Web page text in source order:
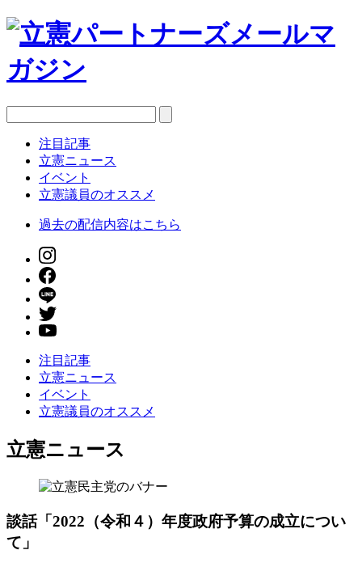
注目記事
立憲ニュース
イベント
立憲議員のオススメ
過去の配信内容はこちら
注目記事
立憲ニュース
イベント
立憲議員のオススメ
立憲ニュース
談話「2022（令和４）年度政府予算の成立につい
て」